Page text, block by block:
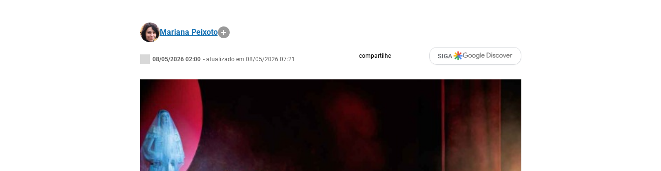
Mariana Peixoto
08/05/2026 02:00 - atualizado em 08/05/2026 07:21 compartilhe SIGA